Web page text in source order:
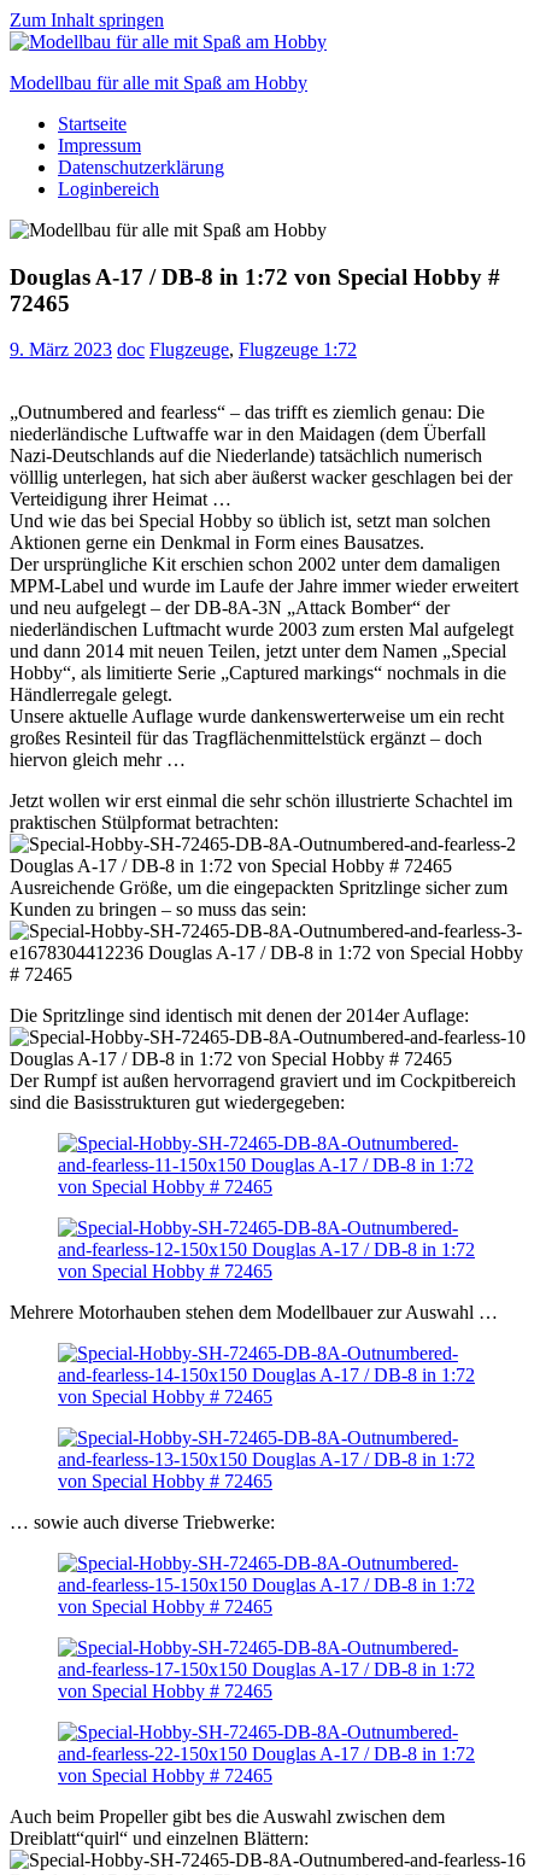
Zum Inhalt springen
Modellbau für alle mit Spaß am Hobby
Scale
modelling
to
Startseite
Impressum
Datenschutzerklärung
Loginbereich
Douglas A-17 / DB-8 in 1:72 von Special Hobby #
72465
9. März 2023 doc Flugzeuge, Flugzeuge 1:72
„Outnumbered and fearless“ – das trifft es ziemlich genau: Die
niederländische Luftwaffe war in den Maidagen (dem Überfall
Nazi-Deutschlands auf die Niederlande) tatsächlich numerisch
völllig unterlegen, hat sich aber äußerst wacker geschlagen bei der
Verteidigung ihrer Heimat …
Und wie das bei Special Hobby so üblich ist, setzt man solchen
Aktionen gerne ein Denkmal in Form eines Bausatzes.
Der ursprüngliche Kit erschien schon 2002 unter dem damaligen
MPM-Label und wurde im Laufe der Jahre immer wieder erweitert
und neu aufgelegt – der DB-8A-3N „Attack Bomber“ der
niederländischen Luftmacht wurde 2003 zum ersten Mal aufgelegt
und dann 2014 mit neuen Teilen, jetzt unter dem Namen „Special
Hobby“, als limitierte Serie „Captured markings“ nochmals in die
Händlerregale gelegt.
Unsere aktuelle Auflage wurde dankenswerterweise um ein recht
großes Resinteil für das Tragflächenmittelstück ergänzt – doch
hiervon gleich mehr …
Jetzt wollen wir erst einmal die sehr schön illustrierte Schachtel im
praktischen Stülpformat betrachten:
Ausreichende Größe, um die eingepackten Spritzlinge sicher zum
Kunden zu bringen – so muss das sein:
Die Spritzlinge sind identisch mit denen der 2014er Auflage:
Der Rumpf ist außen hervorragend graviert und im Cockpitbereich
sind die Basisstrukturen gut wiedergegeben:
Mehrere Motorhauben stehen dem Modellbauer zur Auswahl …
… sowie auch diverse Triebwerke:
Auch beim Propeller gibt bes die Auswahl zwischen dem
Dreiblatt“quirl“ und einzelnen Blättern: